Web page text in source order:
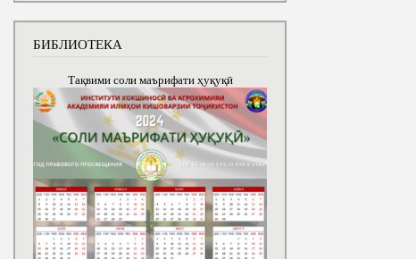
БИБЛИОТЕКА
Тақвими соли маърифати ҳуқуқӣ